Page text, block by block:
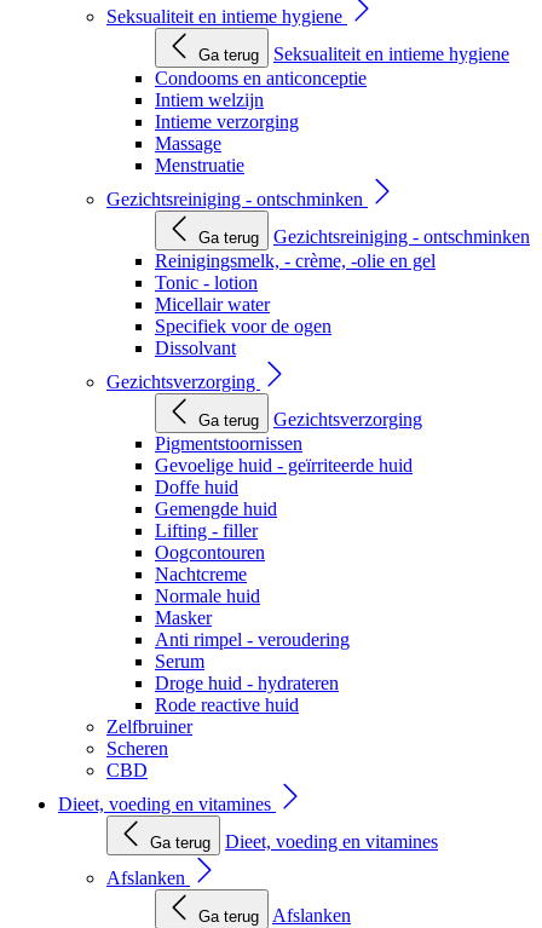
Seksualiteit en intieme hygiene
Ga terug
Seksualiteit en intieme hygiene
Condooms en anticonceptie
Intiem welzijn
Intieme verzorging
Massage
Menstruatie
Gezichtsreiniging - ontschminken
Ga terug
Gezichtsreiniging - ontschminken
Reinigingsmelk, - crème, -olie en gel
Tonic - lotion
Micellair water
Specifiek voor de ogen
Dissolvant
Gezichtsverzorging
Ga terug
Gezichtsverzorging
Pigmentstoornissen
Gevoelige huid - geïrriteerde huid
Doffe huid
Gemengde huid
Lifting - filler
Oogcontouren
Nachtcreme
Normale huid
Masker
Anti rimpel - veroudering
Serum
Droge huid - hydrateren
Rode reactive huid
Zelfbruiner
Scheren
CBD
Dieet, voeding en vitamines
Ga terug
Dieet, voeding en vitamines
Afslanken
Ga terug
Afslanken